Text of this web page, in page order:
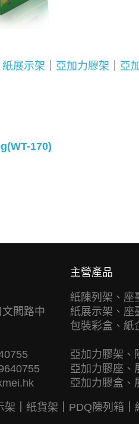
紙展示架 亞加力膠架 亞
170)
閣路中
主營產品
紙陳列架、座
紙展示架、座
包裝彩盒、紙
亞加力膠架、
亞加力膠座、
亞加力膠盒、
架 紙貨架 PDQ陳列箱